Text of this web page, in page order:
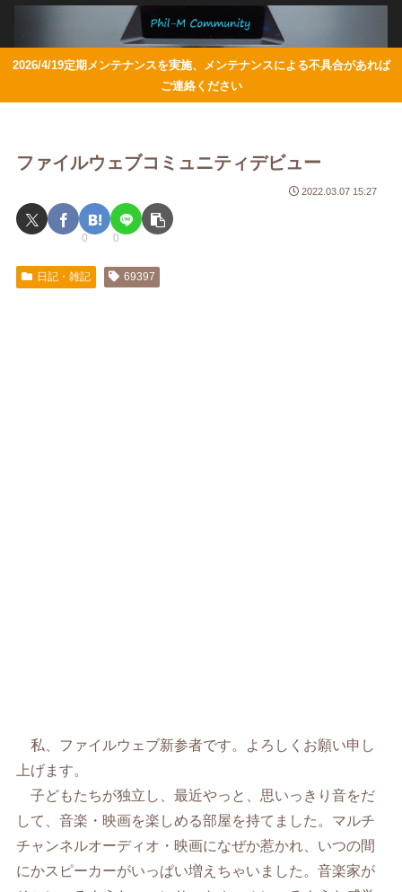
2026/4/19定期メンテナンスを実施、メンテナンスによる不具合があれば
ご連絡ください
ファイルウェブコミュニティデビュー
2022.03.07 15:27
0 0
日記・雑記 69397
私、ファイルウェブ新参者です。よろしくお願い申し
上げます。
子どもたちが独立し、最近やっと、思いっきり音をだ
して、音楽・映画を楽しめる部屋を持てました。マルチ
チャンネルオーディオ・映画になぜか惹かれ、いつの間
にかスピーカーがいっぱい増えちゃいました。音楽家が